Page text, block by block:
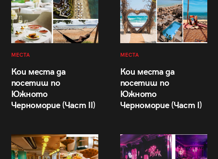
МЕСТА
Кои места да
посетиш по
Южното
Черноморие (Част II)
МЕСТА
Кои места да
посетиш по
Южното
Черноморие (Част I)